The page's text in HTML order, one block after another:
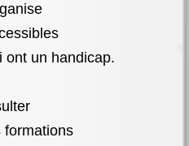
ont un handicap.
formations